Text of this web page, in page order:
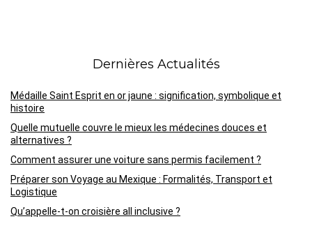
Dernières Actualités
Médaille Saint Esprit en or jaune : signification, symbolique et
histoire
Quelle mutuelle couvre le mieux les médecines douces et
alternatives ?
Comment assurer une voiture sans permis facilement ?
Préparer son Voyage au Mexique : Formalités, Transport et
Logistique
Qu’appelle-t-on croisière all inclusive ?